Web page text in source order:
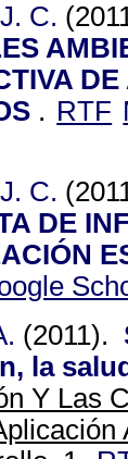
C.
. RTF
C.
DE
(2011).
la
Y Las